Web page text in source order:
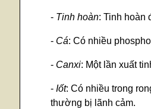
-Tinh hoàn: Tinh hoàn
- Cá: Có nhiều
- Canxi: Một lần xuất
- Iốt: Có nhiều trong
thường bị lãnh cảm.